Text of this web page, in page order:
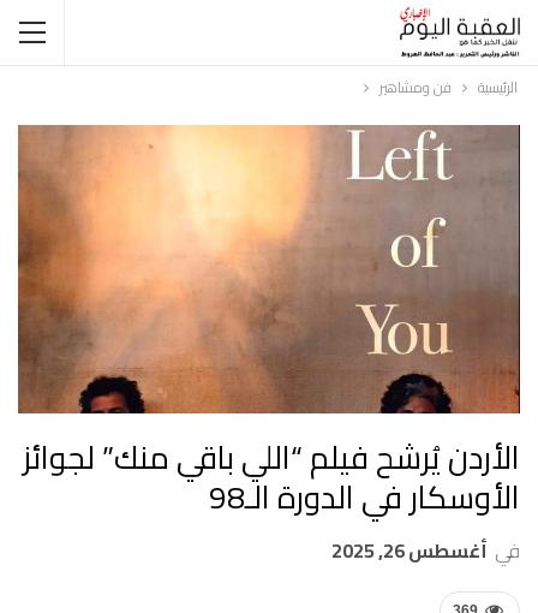
الرئيسية فن ومشاهير
الأردن يُرشح فيلم “اللي باقي منك” لجوائز
الأوسكار في الدورة الـ98
في أغسطس 26, 2025